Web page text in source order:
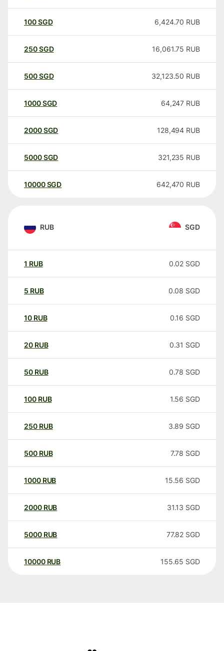
100SGD 6,424.70 RUB
250SGD 16,061.75 RUB
500SGD 32,123.50 RUB
1000SGD 64,247 RUB
2000SGD 128,494 RUB
5000SGD 321,235 RUB
10000 SGD 642,470 RUB
RUB SGD
1 RUB 0.02 SGD
5 RUB 0.08 SGD
10 RUB 0.16 SGD
20 RUB 0.31 SGD
50 RUB 0.78 SGD
100 RUB 1.56 SGD
250 RUB 3.89 SGD
500 RUB 7.78 SGD
1000 RUB 15.56 SGD
2000 RUB 31.13 SGD
5000 RUB 77.82 SGD
10000 RUB 155.65 SGD